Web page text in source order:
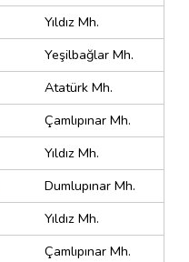
Yıldız Mh.
Yeşilbağlar Mh.
Atatürk Mh.
Çamlıpınar Mh.
Yıldız Mh.
Dumlupınar Mh.
Yıldız Mh.
Çamlıpınar Mh.